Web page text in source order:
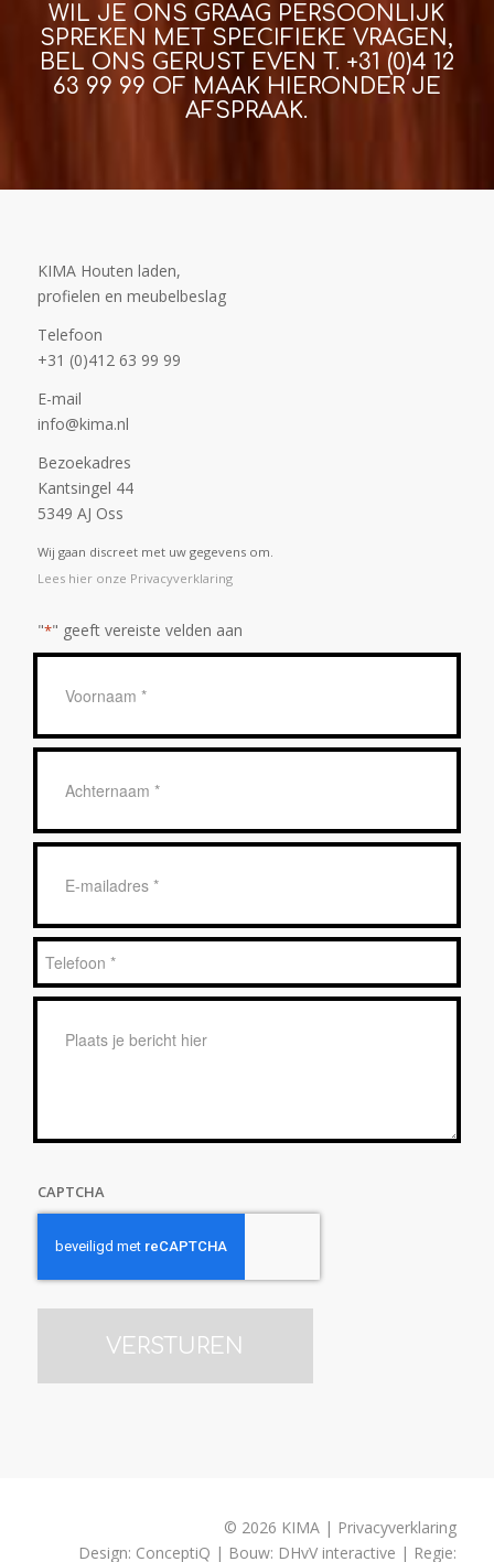
WIL JE ONS GRAAG PERSOONLIJK
SPREKEN MET SPECIFIEKE VRAGEN,
BEL ONS GERUST EVEN T. +31 (0)4 12
63 99 99 OF MAAK HIERONDER JE
AFSPRAAK.
KIMA Houten laden,
profielen en meubelbeslag
Telefoon
+31 (0)412 63 99 99
E-mail
info@kima.nl
Bezoekadres
Kantsingel 44
5349 AJ Oss
Wij gaan discreet met uw gegevens om.
Lees hier onze Privacyverklaring
"*" geeft vereiste velden aan
mailadres
Telefoon
CAPTCHA
© 2026 KIMA | Privacyverklaring
Design: ConceptiQ | Bouw: DHvV interactive | Regie: